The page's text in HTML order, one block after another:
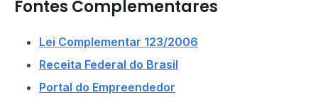
Fontes Complementares
Lei Complementar 123/2006
Receita Federal do Brasil
Portal do Empreendedor